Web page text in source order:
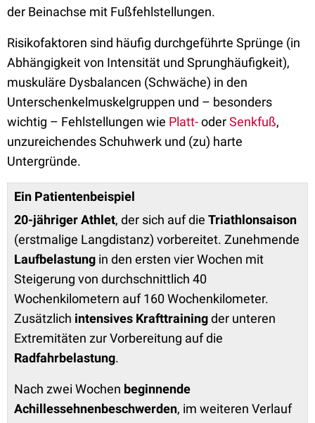
der Beinachse mit Fußfehlstellungen.
Risikofaktoren sind häufig durchgeführte Sprünge (in
Abhängigkeit von Intensität und Sprunghäufigkeit),
muskuläre Dysbalancen (Schwäche) in den
Unterschenkelmuskelgruppen und – besonders
wichtig – Fehlstellungen wie Platt-oderSenkfuß,
unzureichendes Schuhwerk und (zu) harte
Untergründe.
Ein Patientenbeispiel
20-jähriger Athlet, der sich auf die Triathlonsaison
(erstmalige Langdistanz) vorbereitet. Zunehmende
Laufbelastung in den ersten vier Wochen mit
Steigerung von durchschnittlich 40
Wochenkilometern auf 160 Wochenkilometer.
Zusätzlich intensives Krafttrainingder unteren
Extremitäten zur Vorbereitung auf die
Radfahrbelastung.
Nach zwei Wochen beginnende
Achillessehnenbeschwerden, im weiteren Verlauf